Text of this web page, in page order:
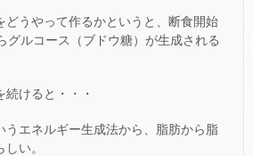
どうやって作るかというと、断食開始
グルコース（ブドウ糖）が生成される
けると・・・
エネルギー生成法から、脂肪から脂
い。